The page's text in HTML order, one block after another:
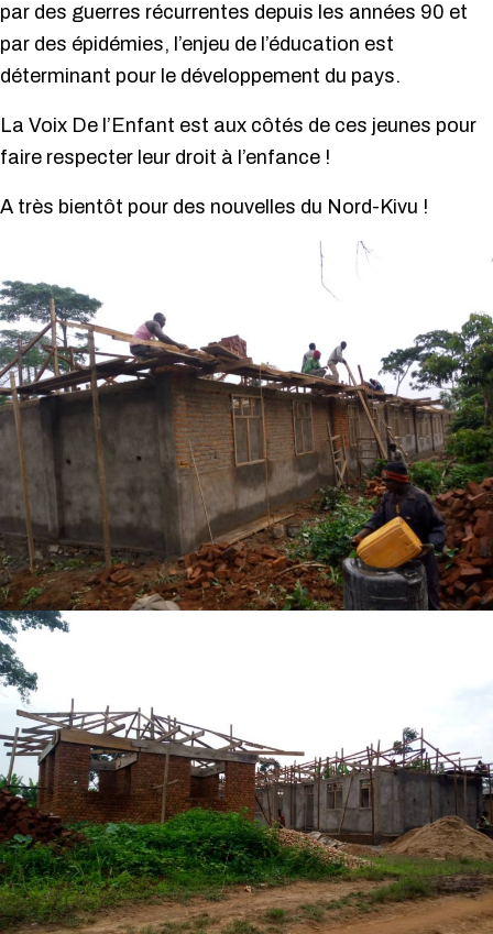
par des guerres récurrentes depuis les années 90 et
par des épidémies, l’enjeu de l’éducation est
déterminant pour le développement du pays.
La Voix De l’Enfant est aux côtés de ces jeunes pour
faire respecter leur droit à l’enfance !
A très bientôt pour des nouvelles du Nord-Kivu !